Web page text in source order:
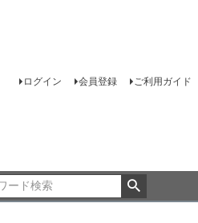
ログイン 会員登録 ご利用ガイド